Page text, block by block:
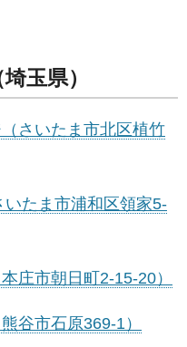
玉県）
さいたま市北区植竹
たま市浦和区領家5-
庄市朝日町2-15-20）
谷市石原369-1）